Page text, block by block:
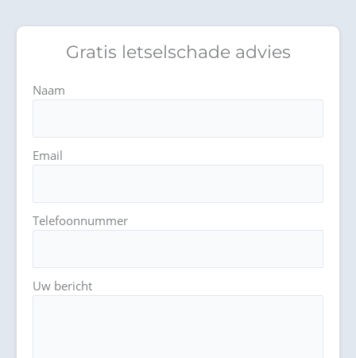
Gratis letselschade advies
Naam
Email
Telefoonnummer
Uw bericht